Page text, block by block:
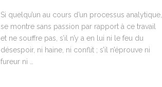
Si quelqu’un au cours d’un processus analytique,
se montre sans passion par rapport à ce travail
et ne souffre pas, s’il n’y a en lui ni le feu du
désespoir, ni haine, ni conflit ; s’il n’éprouve ni
fureur ni …